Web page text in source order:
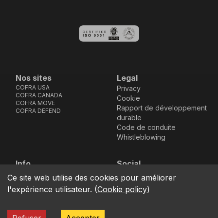
Nos sites
COFRA USA
COFRA CANADA
COFRA MOVE
COFRA DEFEND
Legal
Privacy
Cookie
Rapport de développement
durable
Code de conduite
Whistleblowing
Info
location_on
Via dell’Euro 53-57-59,
76121 Barletta - BT -
ITALIA
Social
Facebook
Instagram
Youtube
LinkedIn
Ce site web utilise des cookies pour améliorer
l'expérience utilisateur. (Cookie policy)